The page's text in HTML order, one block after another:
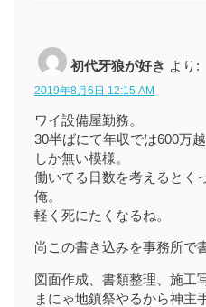
初代牙狼が好き より:
2019年8月6日 12:15 AM
ワイ設備屋勤務。
30半ばにて年収では600万
しか無い模様。
働いてる日数を考えるとく
俺。
軽く死にたくなるね。
尚この書き込みを事務所で
図面作成、書類整理、施工
まにゃ地鎮祭やるから神主